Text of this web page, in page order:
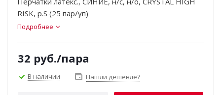
RISK, р.S (25 пар/уп)
Подробнее
32 руб./пара
В наличии Нашли дешевле?